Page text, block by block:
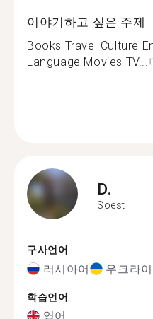
이야기하고 싶은 주제
Books Travel Culture
Language Movies TV...
D.
Soest
구사언어
러시아어 우크라
학습언어
영어